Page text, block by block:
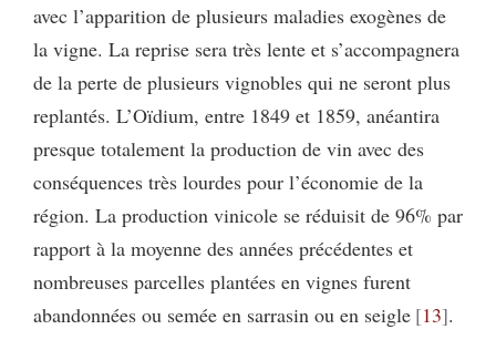
avec l’apparition de plusieurs maladies exogènes de
la vigne. La reprise sera très lente et s’accompagnera
de la perte de plusieurs vignobles qui ne seront plus
replantés. L’Oïdium, entre 1849 et 1859, anéantira
presque totalement la production de vin avec des
conséquences très lourdes pour l’économie de la
région. La production vinicole se réduisit de 96% par
rapport à la moyenne des années précédentes et
nombreuses parcelles plantées en vignes furent
abandonnées ou semée en sarrasin ou en seigle 13 .